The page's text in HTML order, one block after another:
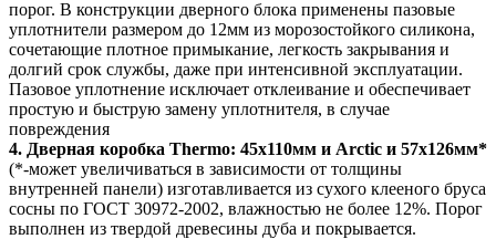
порог. В конструкции дверного блока применены пазовые
уплотнители размером до 12мм из морозостойкого силикона,
сочетающие плотное примыкание, легкость закрывания и
долгий срок службы, даже при интенсивной эксплуатации.
Пазовое уплотнение исключает отклеивание и обеспечивает
простую и быструю замену уплотнителя, в случае
повреждения
4. Дверная коробка Thermo: 45х110мм и Arctic и 57х126мм*
(*-может увеличиваться в зависимости от толщины
внутренней панели) изготавливается из сухого клееного бруса
сосны по ГОСТ 30972-2002, влажностью не более 12%. Порог
выполнен из твердой древесины дуба и покрывается.